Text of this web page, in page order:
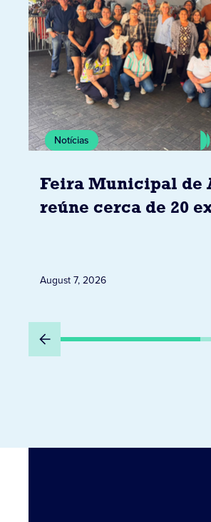
Notícias
Feira Municipal de
reúne cerca de 20
August 7, 2026